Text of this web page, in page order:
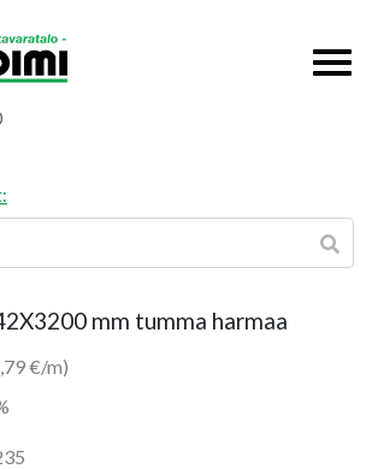
mm tumma harmaa
€/m)